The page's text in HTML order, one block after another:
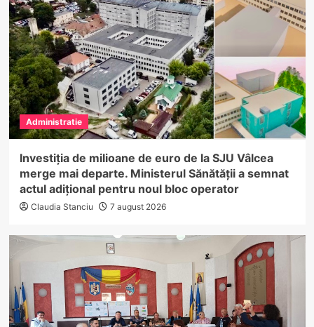
Administratie
Investiția de milioane de euro de la SJU Vâlcea
merge mai departe. Ministerul Sănătății a semnat
actul adițional pentru noul bloc operator
Claudia Stanciu 7 august 2026